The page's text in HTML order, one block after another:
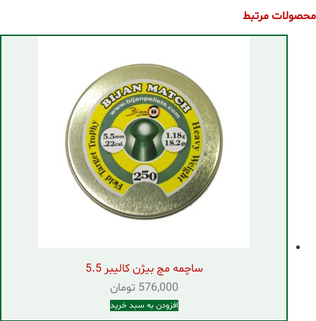
محصولات مرتبط
ساچمه مچ بیژن کالیبر 5.5
576,000 تومان
افزودن به سبد خرید